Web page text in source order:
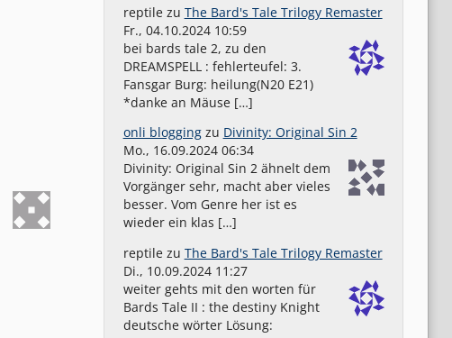
reptilezu The Bard's Tale Trilogy Remaster
Fr., 04.10.2024 10:59
bei bards tale 2, zu den
DREAMSPELL : fehlerteufel: 3.
Fansgar Burg: heilung(N20 E21)
*danke an Mäuse […]
onli bloggingzu Divinity: Original Sin 2
Mo., 16.09.2024 06:34
Divinity: Original Sin 2 ähnelt dem
Vorgänger sehr, macht aber vieles
besser. Vom Genre her ist es
wieder ein klas […]
reptilezu The Bard's Tale Trilogy Remaster
Di., 10.09.2024 11:27
weiter gehts mit den worten für
Bards Tale II : the destiny Knight
deutsche wörter Lösung: